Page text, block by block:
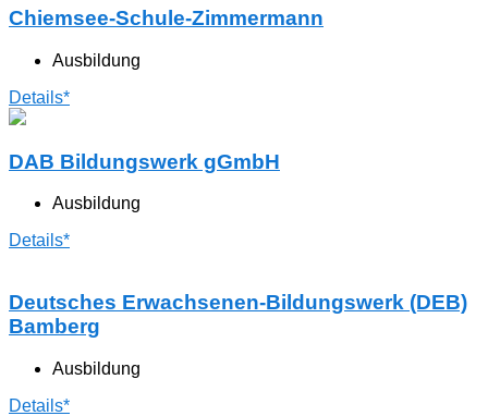
Chiemsee-Schule-Zimmermann
Ausbildung
Details*
DAB Bildungswerk gGmbH
Ausbildung
Details*
Deutsches Erwachsenen-Bildungswerk (DEB)
Bamberg
Ausbildung
Details*